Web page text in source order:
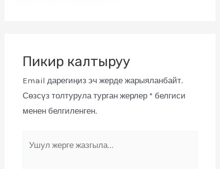
Пикир калтыруу
Email дарегиңиз эч жерде жарыяланбайт.
Сөзсүз толтурула турган жерлер * белгиси
менен белгиленген.